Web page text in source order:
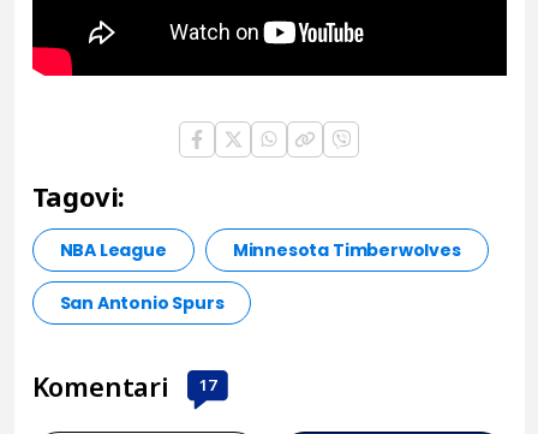
Tagovi:
NBA League Minnesota Timberwolves
San Antonio Spurs
Komentari 17